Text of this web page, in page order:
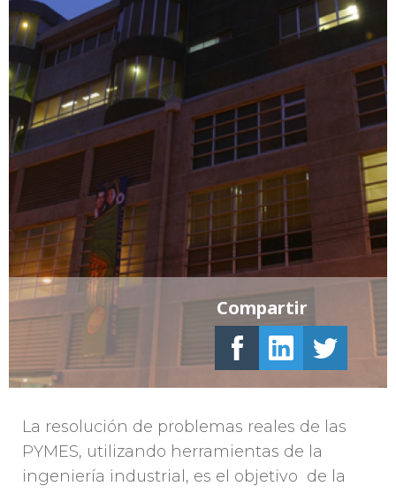
La resolución de problemas reales de las
PYMES, utilizando herramientas de la
ingeniería industrial, es el objetivo de la
Compartir